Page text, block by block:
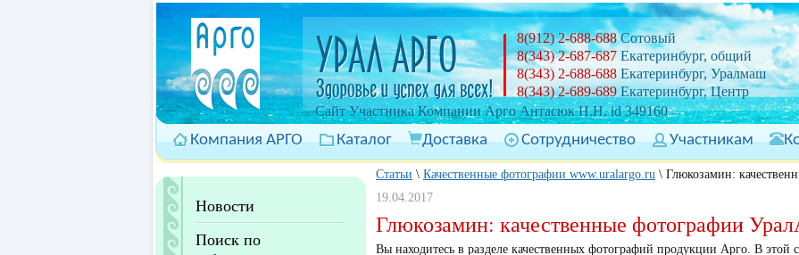
Cайт Участника Компании Арго Антасюк Н.Н. id 349160
8(912) 2-688-688Сотовый
8(343) 2-687-687 Екатеринбург, общий
8(343) 2-688-688 Екатеринбург, Уралмаш
8(343) 2-689-689 Екатеринбург, Центр
Компания АРГО Каталог Доставка Сотрудничество Участникам
Новости
Поиск по
Статьи \ Качественные фотографии www.uralargo.ru \ Глюкозамин:
19.04.2017
Глюкозамин: качественные фотографии
Вы находитесь в разделе качественных фотографий продукции Арго. В этой